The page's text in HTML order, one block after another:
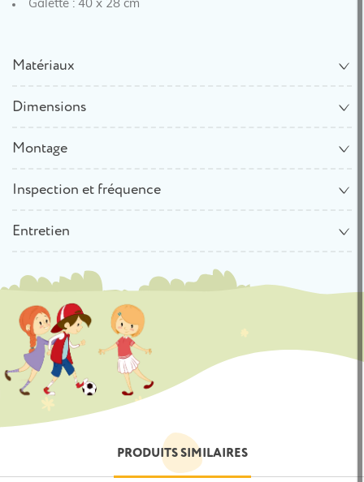
Galette : 40 x 28 cm
Matériaux
Dimensions
Montage
Inspection et fréquence
Entretien
PRODUITS SIMILAIRES